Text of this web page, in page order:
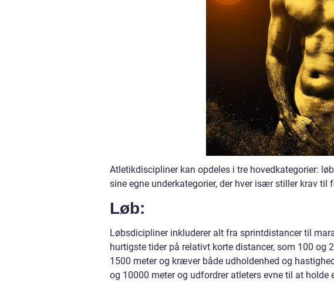
Atletikdiscipliner kan opdeles i tre hovedkategorier:
sine egne underkategorier, der hver især stiller krav til
Løb:
Løbsdicipliner inkluderer alt fra sprintdistancer til
hurtigste tider på relativt korte distancer, som 100 og
1500 meter og kræver både udholdenhed og
og 10000 meter og udfordrer atleters evne til at